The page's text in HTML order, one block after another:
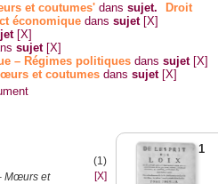
et coutumes' danssujet.
Droit
économique danssujet [X]
[X]
sujet [X]
– Régimes politiques danssujet [X]
et coutumes danssujet [X]
(1)
Mœurs et
[X]
1